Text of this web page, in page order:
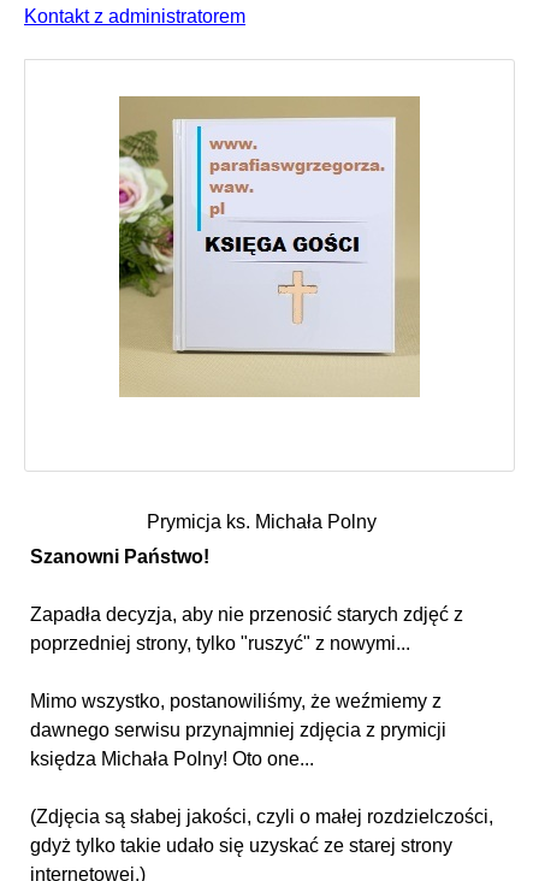
Kontakt z administratorem
Prymicja ks. Michała Polny
Szanowni Państwo!
Zapadła decyzja, aby nie przenosić starych zdjęć z
poprzedniej strony, tylko "ruszyć" z nowymi...
Mimo wszystko, postanowiliśmy, że weźmiemy z
dawnego serwisu przynajmniej zdjęcia z prymicji
księdza Michała Polny! Oto one...
(Zdjęcia są słabej jakości, czyli o małej rozdzielczości,
gdyż tylko takie udało się uzyskać ze starej strony
internetowej.)